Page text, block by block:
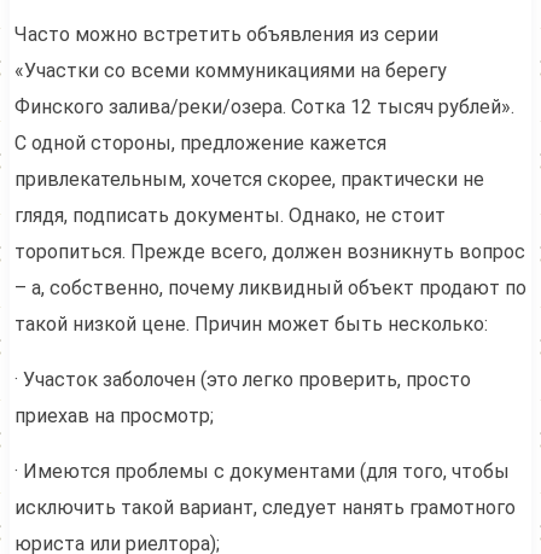
Часто можно встретить объявления из серии
«Участки со всеми коммуникациями на берегу
Финского залива/реки/озера. Сотка 12 тысяч рублей».
С одной стороны, предложение кажется
привлекательным, хочется скорее, практически не
глядя, подписать документы. Однако, не стоит
торопиться. Прежде всего, должен возникнуть вопрос
– а, собственно, почему ликвидный объект продают по
такой низкой цене. Причин может быть несколько:
· Участок заболочен (это легко проверить, просто
приехав на просмотр;
· Имеются проблемы с документами (для того, чтобы
исключить такой вариант, следует нанять грамотного
юриста или риелтора);